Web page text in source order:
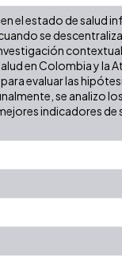
el estado de salud
se
en Colombia y la
evaluar las
se analizo
indicadores